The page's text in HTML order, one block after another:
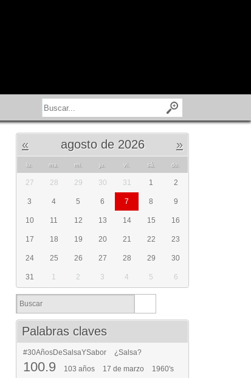
« agosto de 2026 »
lu. ma. mi. ju. vi. sá. do.
27 28 29 30 31 1 2
3 4 5 6 7 8 9
10 11 12 13 14 15 16
17 18 19 20 21 22 23
24 25 26 27 28 29 30
31 1 2 3 4 5 6
Palabras claves
#30AñosDeSalsaYSabor ¿Salsa?
100.9 103 años 17 de marzo
1960's